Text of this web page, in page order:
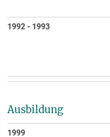
1992 - 1993
Ausbildung
1999